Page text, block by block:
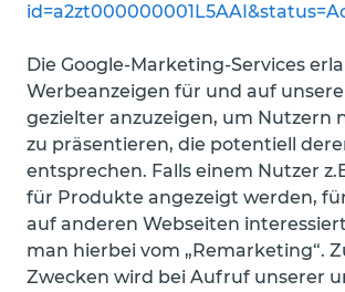
Die Google-Marketing-Services
Werbeanzeigen für und auf
gezielter anzuzeigen, um Nutzern
zu präsentieren, die potentiell
entsprechen. Falls einem Nutzer
für Produkte angezeigt werden,
auf anderen Webseiten
man hierbei vom „Remarketing“.
Zwecken wird bei Aufruf unserer